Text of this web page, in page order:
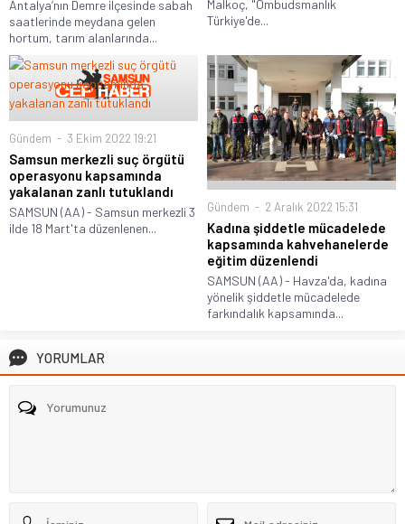
Antalya’nın Demre ilçesinde sabah
saatlerinde meydana gelen
hortum, tarım alanlarında...
Malkoç, "Ombudsmanlık
Türkiye'de...
Gündem 3 Ekim 2022 19:21
Samsun merkezli suç örgütü
operasyonu kapsamında
yakalanan zanlı tutuklandı
SAMSUN (AA) - Samsun merkezli 3
ilde 18 Mart'ta düzenlenen...
Gündem 2 Aralık 2022 15:31
Kadına şiddetle mücadelede
kapsamında kahvehanelerde
eğitim düzenlendi
SAMSUN (AA) - Havza'da, kadına
yönelik şiddetle mücadelede
farkındalık kapsamında...
YORUMLAR